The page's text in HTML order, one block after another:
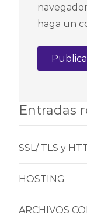
haga un
Entradas
SSL/ TLS y
HOSTING
ARCHIVOS